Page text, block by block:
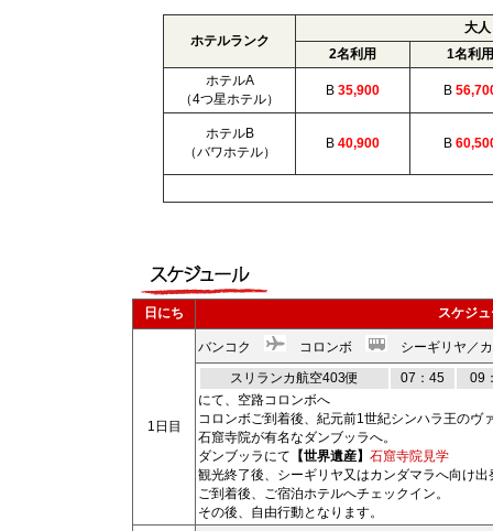
ホテルランク
大人
2名利用
1名利用
ホテルA
（4つ星ホテル）
B 35,900 B
ホテルB
（バワホテル）
B 40,900 B
日にち スケジ
1日目
バンコク コロンボ
シーギリヤ／
スリランカ航空403便
07：45
09
にて、空路コロンボへ
コロンボご到着後、紀元前1世紀シンハラ王のヴ
石窟寺院が有名なダンブッラへ。
ダンブッラにて 【世界遺産】 石窟寺院見学
観光終了後、シーギリヤ又はカンダマラへ向け出
ご到着後、ご宿泊ホテルへチェックイン。
その後、自由行動となります。